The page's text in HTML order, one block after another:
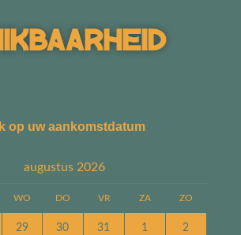
op uw aankomstdatum
augustus 2026
WO DO VR ZA ZO
29 30 31 1 2